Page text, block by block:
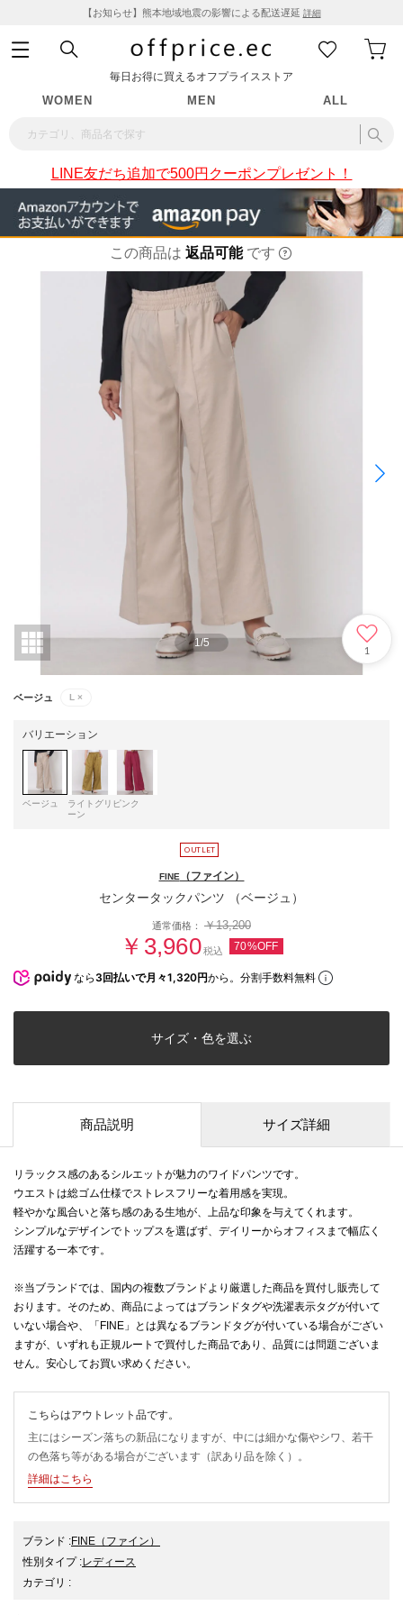
【お知らせ】熊本地域地震の影響による配送遅延 詳細
毎日お得に買えるオフプライスストア
WOMEN MEN ALL
LINE友だち追加で500円クーポンプレゼント！
この商品は 返品可能 です
1/5
1
ベージュ L ×
バリエーション
ベージュ
ライトグリ
ーン
ピンク
FINE（ファイン）
センタータックパンツ （ベージュ）
通常価格： ￥13,200
￥3,960税込 70%OFF
なら 3回払いで月々1,320円から。分割手数料無料
サイズ・色を選ぶ
商品説明 サイズ詳細
リラックス感のあるシルエットが魅力のワイドパンツです。
ウエストは総ゴム仕様でストレスフリーな着用感を実現。
軽やかな風合いと落ち感のある生地が、上品な印象を与えてくれます。
シンプルなデザインでトップスを選ばず、デイリーからオフィスまで幅広く
活躍する一本です。
※当ブランドでは、国内の複数ブランドより厳選した商品を買付し販売して
おります。そのため、商品によってはブランドタグや洗濯表示タグが付いて
いない場合や、「FINE」とは異なるブランドタグが付いている場合がござい
ますが、いずれも正規ルートで買付した商品であり、品質には問題ございま
せん。安心してお買い求めください。
こちらはアウトレット品です。
主にはシーズン落ちの新品になりますが、中には細かな傷やシワ、若干
の色落ち等がある場合がございます（訳あり品を除く）。
詳細はこちら
ブランド :FINE （ファイン）
性別タイプ:レディース
カテゴリ :